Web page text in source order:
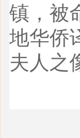
镇，被
地华侨
夫人之